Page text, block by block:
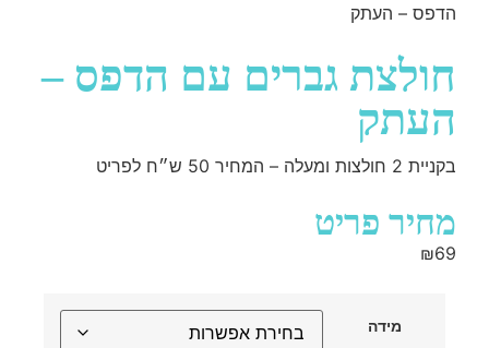
הדפס – העתק
חולצת גברים עם הדפס –
העתק
בקניית 2 חולצות ומעלה – המחיר 50 ש״ח לפריט
מחיר פריט
₪69
מידה